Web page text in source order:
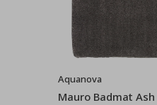
Aquanova
Mauro Badmat Ash